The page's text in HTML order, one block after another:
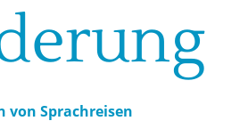
von Sprachreisen